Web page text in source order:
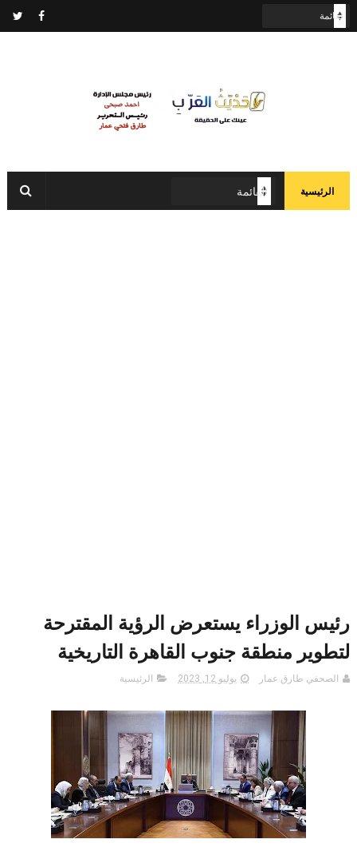
الرئيسية
رئيس الوزراء يستعرض الرؤية المقترحة
لتطوير منطقة جنوب القاهرة التاريخية
الصحفي طارق عمار يوليو 12, 2023 الرئيسية